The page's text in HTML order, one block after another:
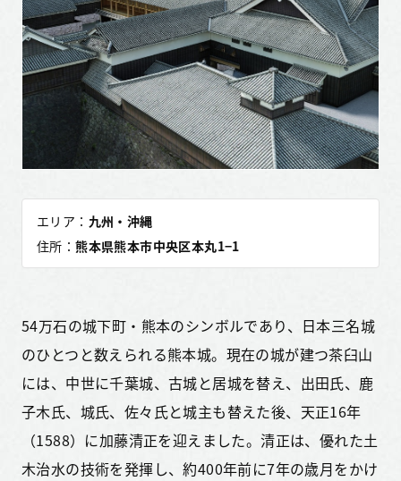
エリア： 九州・沖縄
住所：熊本県熊本市中央区本丸1−1
54万石の城下町・熊本のシンボルであり、日本三名城
のひとつと数えられる熊本城。現在の城が建つ茶臼山
には、中世に千葉城、古城と居城を替え、出田氏、鹿
子木氏、城氏、佐々氏と城主も替えた後、天正16年
（1588）に加藤清正を迎えました。清正は、優れた土
木治水の技術を発揮し、約400年前に7年の歳月をかけ